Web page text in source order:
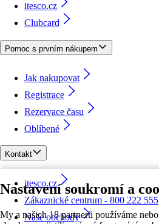
Nastavení soukromí a
My a našich 18 partnerů používáme
itesco.cz
Clubcard
Pomoc s prvním nákupem
Jak nakupovat
Registrace
Rezervace času
Oblíbené
Kontakt
itesco.cz
Zákaznické centrum - 800 222 555
Naše obchody